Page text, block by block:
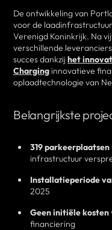
De ontwikkeling van
voor de
Verenigd Koninkrijk. Na
verschillende
succes dankzijhet
Charging innovatieve
oplaadtechnologie van
Belangrijkste
319 parkeerplaatsen
infrastructuur
Installatieperiode
2025
Geen initiële kosten
financiering